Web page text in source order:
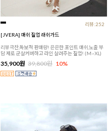
리뷰:252
[JVERA] 매쉬 짚업 래쉬가드
리뷰극찬,독보적 판매량! 은은한 포인트 매쉬,노출 부
담 제로 군살커버하고 라인 살려주는 짚업! (M~XL)
35,900원 39,800원 10%